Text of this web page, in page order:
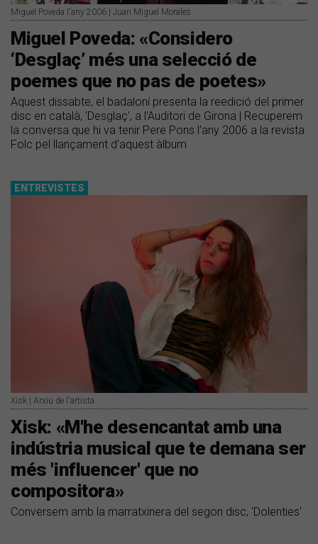
Miguel Poveda l'any 2006 | Juan Miguel Morales
​Miguel Poveda: «Considero
‘Desglaç’ més una selecció de
poemes que no pas de poetes»
Aquest dissabte, el badaloní presenta la reedició del primer
disc en català, 'Desglaç', a l'Auditori de Girona | Recuperem
la conversa que hi va tenir Pere Pons l'any 2006 a la revista
Folc pel llançament d'aquest àlbum
ENTREVISTES
Xisk | Arxiu de l'artista
Xisk: «M'he desencantat amb una
indústria musical que te demana ser
més 'influencer' que no
compositora»
Conversem amb la marratxinera del segon disc, 'Dolenties'